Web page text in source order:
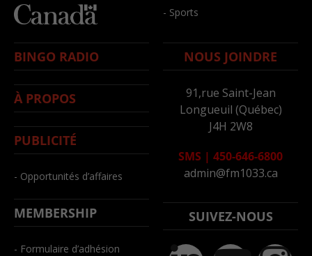
- Sports
BINGO RADIO
À PROPOS
PUBLICITÉ
- Opportunités d’affaires
MEMBERSHIP
- Formulaire d’adhésion
NOUS JOINDRE
91,rue Saint-Jean
Longueuil (Québec)
J4H 2W8
SMS | 450-646-6800
admin@fm1033.ca
SUIVEZ-NOUS